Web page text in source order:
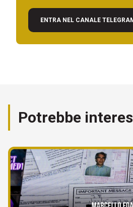
ENTRA NEL CANALE
Potrebbe